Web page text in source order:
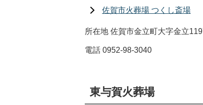
佐賀市火葬場 つくし斎場
所在地 佐賀市金立町大字金立
電話 0952-98-3040
東与賀火葬場